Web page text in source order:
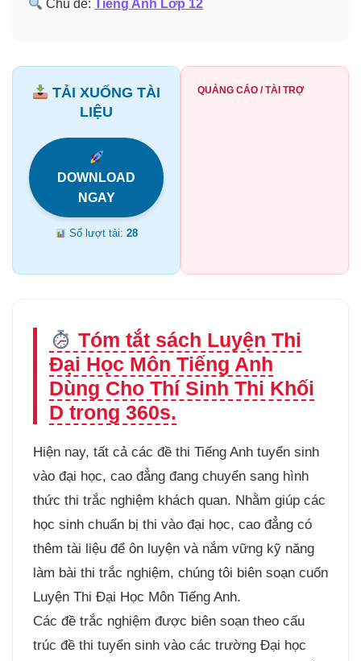
Chủ đề: Tiếng Anh Lớp 12
TẢI XUỐNG TÀI
LIỆU
DOWNLOAD
NGAY
Số lượt tải:28
QUẢNG CÁO / TÀI TRỢ
Tóm tắt sách Luyện Thi
Đại Học Môn Tiếng Anh
Dùng Cho Thí Sinh Thi Khối
D trong 360s.
Hiện nay, tất cả các đề thi Tiếng Anh tuyển sinh
vào đại học, cao đẳng đang chuyển sang hình
thức thi trắc nghiệm khách quan. Nhằm giúp các
học sinh chuẩn bị thi vào đại học, cao đẳng có
thêm tài liệu để ôn luyện và nắm vững kỹ năng
làm bài thi trắc nghiệm, chúng tôi biên soạn cuốn
Luyện Thi Đại Học Môn Tiếng Anh.
Các đề trắc nghiệm được biên soạn theo cấu
trúc đề thi tuyển sinh vào các trường Đại học